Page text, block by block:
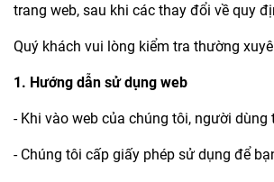
trang web, sau khi các thay đổi về quy
Quý khách vui lòng kiểm tra thường
1. Hướng dẫn sử dụng web
- Khi vào web của chúng tôi, người
- Chúng tôi cấp giấy phép sử dụng để